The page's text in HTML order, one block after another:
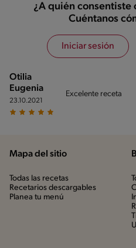
¿A quién consentiste
Cuéntanos
Iniciar sesión
Otilia
Eugenia
23.10.2021
Excelente receta
Mapa del sitio
Todas las recetas
Recetarios descargables
Planea tu menú